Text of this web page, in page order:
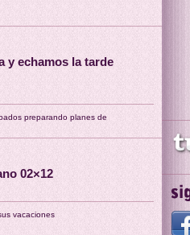
y echamos la tarde
preparando planes de
02×12
vacaciones